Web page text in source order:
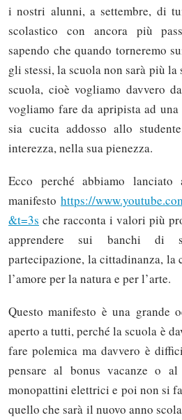
i nostri alunni, a settembre, di
scolastico con ancora più
sapendo che quando torneremo
gli stessi, la scuola non sarà più
scuola, cioè vogliamo davvero
vogliamo fare da apripista ad
sia cucita addosso allo
interezza, nella sua pienezza.
Ecco perché abbiamo
manifesto https://
&t=3s che racconta i valori più
apprendere sui banchi di
partecipazione, la cittadinanza, la
l’amore per la natura e per l’arte.
Questo manifesto è una grande
aperto a tutti, perché la scuola è
fare polemica ma davvero è
pensare al bonus vacanze o
monopattini elettrici e poi non si
quello che sarà il nuovo anno